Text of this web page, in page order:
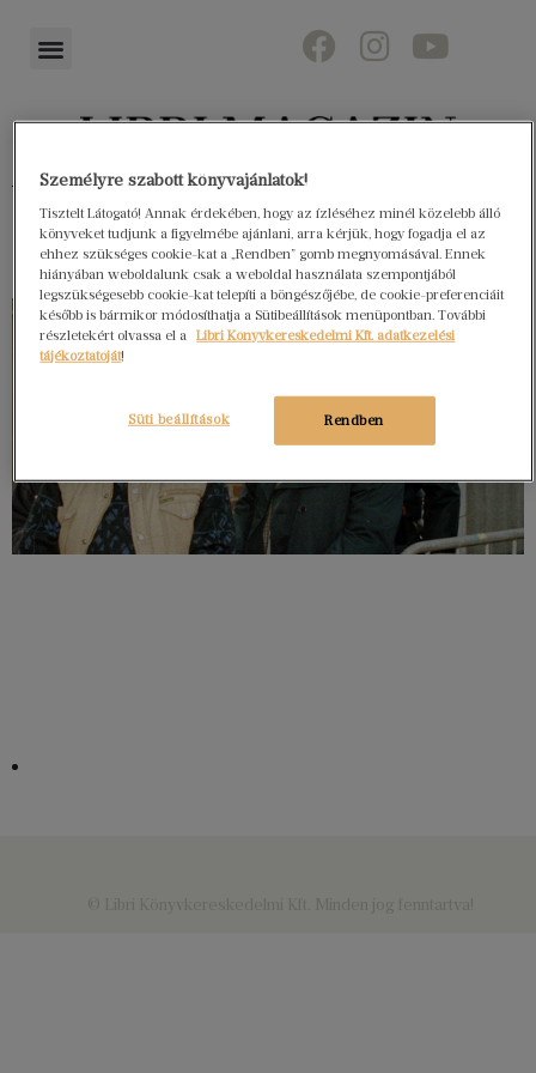
Könyvektől az olvasókig
Személyre szabott könyvajánlatok!
Tisztelt Látogató! Annak érdekében, hogy az ízléséhez minél közelebb álló
könyveket tudjunk a figyelmébe ajánlani, arra kérjük, hogy fogadja el az
ehhez szükséges cookie-kat a „Rendben” gomb megnyomásával. Ennek
hiányában weboldalunk csak a weboldal használata szempontjából
legszükségesebb cookie-kat telepíti a böngészőjébe, de cookie-preferenciáit
később is bármikor módosíthatja a Sütibeállítások menüpontban. További
részletekért olvassa el a
Libri Könyvkereskedelmi Kft. adatkezelési
tájékoztatóját!
Rendben
Süti beállítások